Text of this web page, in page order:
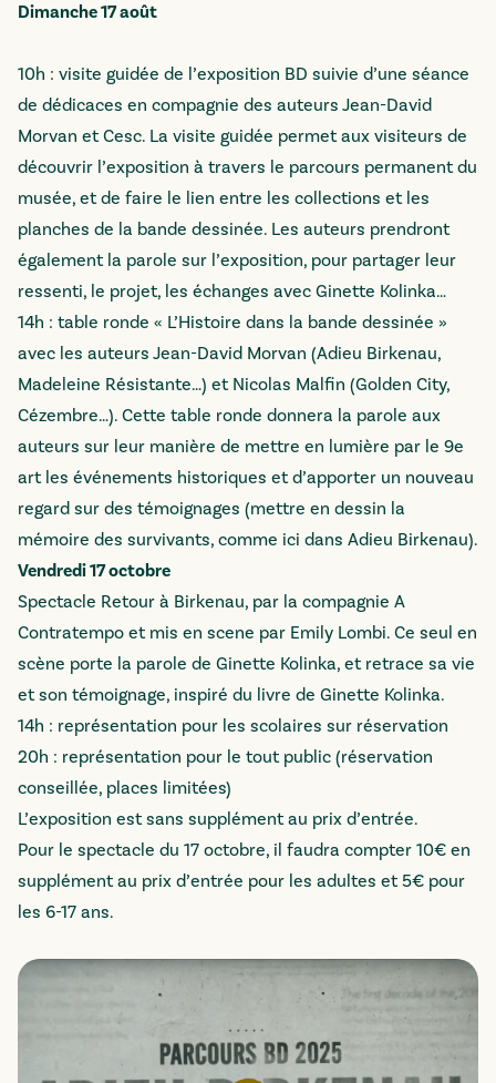
Dimanche 17 août
10h : visite guidée de l’exposition BD suivie d’une séance
de dédicaces en compagnie des auteurs Jean-David
Morvan et Cesc. La visite guidée permet aux visiteurs de
découvrir l’exposition à travers le parcours permanent du
musée, et de faire le lien entre les collections et les
planches de la bande dessinée. Les auteurs prendront
également la parole sur l’exposition, pour partager leur
ressenti, le projet, les échanges avec Ginette Kolinka…
14h : table ronde « L’Histoire dans la bande dessinée »
avec les auteurs Jean-David Morvan (Adieu Birkenau,
Madeleine Résistante…) et Nicolas Malfin (Golden City,
Cézembre…). Cette table ronde donnera la parole aux
auteurs sur leur manière de mettre en lumière par le 9e
art les événements historiques et d’apporter un nouveau
regard sur des témoignages (mettre en dessin la
mémoire des survivants, comme ici dans Adieu Birkenau).
Vendredi 17 octobre
Spectacle Retour à Birkenau, par la compagnie A
Contratempo et mis en scene par Emily Lombi. Ce seul en
scène porte la parole de Ginette Kolinka, et retrace sa vie
et son témoignage, inspiré du livre de Ginette Kolinka.
14h : représentation pour les scolaires sur réservation
20h : représentation pour le tout public (réservation
conseillée, places limitées)
L’exposition est sans supplément au prix d’entrée.
Pour le spectacle du 17 octobre, il faudra compter 10€ en
supplément au prix d’entrée pour les adultes et 5€ pour
les 6-17 ans.